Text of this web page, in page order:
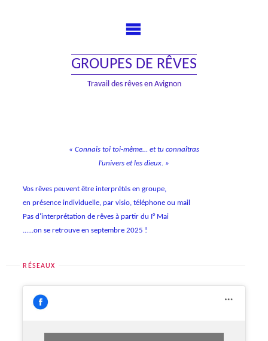
GROUPES DE RÊVES
Travail des rêves en Avignon
« Connais toi toi-même… et tu connaîtras
l’univers et les dieux. »
Vos rêves peuvent être interprétés en groupe,
en présence individuelle, par visio, téléphone ou mail
Pas d'interprétation de rêves à partir du I° Mai
......on se retrouve en septembre 2025 !
RÉSEAUX